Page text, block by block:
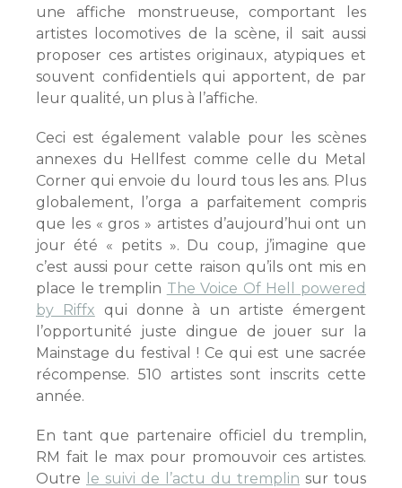
une affiche monstrueuse, comportant les
artistes locomotives de la scène, il sait aussi
proposer ces artistes originaux, atypiques et
souvent confidentiels qui apportent, de par
leur qualité, un plus à l’affiche.
Ceci est également valable pour les scènes
annexes du Hellfest comme celle du Metal
Corner qui envoie du lourd tous les ans. Plus
globalement, l’orga a parfaitement compris
que les « gros » artistes d’aujourd’hui ont un
jour été « petits ». Du coup, j’imagine que
c’est aussi pour cette raison qu’ils ont mis en
place le tremplin The Voice Of Hell powered
by Riffx qui donne à un artiste émergent
l’opportunité juste dingue de jouer sur la
Mainstage du festival ! Ce qui est une sacrée
récompense. 510 artistes sont inscrits cette
année.
En tant que partenaire officiel du tremplin,
RM fait le max pour promouvoir ces artistes.
Outre
le suivi de l’actu du tremplin sur tous